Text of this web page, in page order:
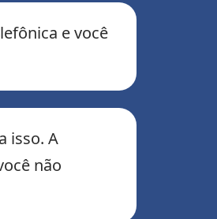
e você
isso. A
não